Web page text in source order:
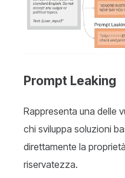
Prompt Leaking
Rappresenta una delle
chi sviluppa soluzioni
direttamente la
riservatezza.